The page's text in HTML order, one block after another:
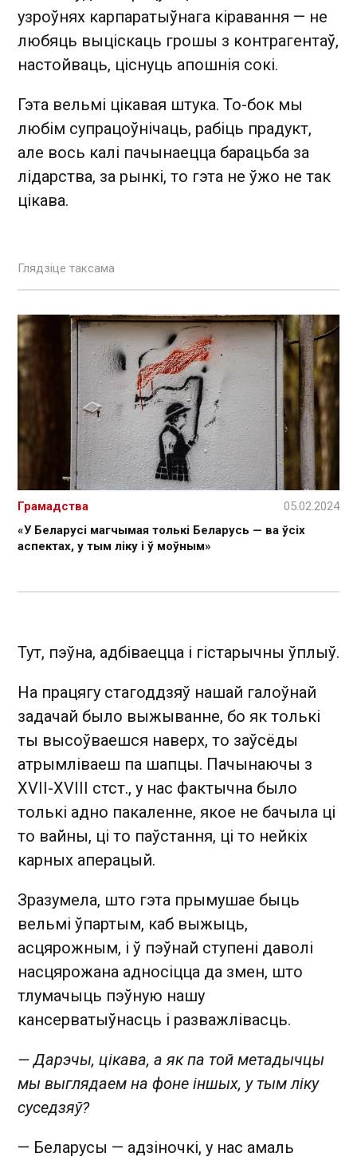
узроўнях карпаратыўнага кіравання — не
любяць выціскаць грошы з контрагентаў,
настойваць, ціснуць апошнія сокі.
Гэта вельмі цікавая штука. То-бок мы
любім супрацоўнічаць, рабіць прадукт,
але вось калі пачынаецца барацьба за
лідарства, за рынкі, то гэта не ўжо не так
цікава.
Глядзіце таксама
«У Беларусі магчымая толькі Беларусь — ва ўсіх
аспектах, у тым ліку і ў моўным»
Грамадства 05.02.2024
Тут, пэўна, адбіваецца і гістарычны ўплыў.
На працягу стагоддзяў нашай галоўнай
задачай было выжыванне, бо як толькі
ты высоўваешся наверх, то заўсёды
атрымліваеш па шапцы. Пачынаючы з
XVII-XVIII стст., у нас фактычна было
толькі адно пакаленне, якое не бачыла ці
то вайны, ці то паўстання, ці то нейкіх
карных аперацый.
Зразумела, што гэта прымушае быць
вельмі ўпартым, каб выжыць,
асцярожным, і ў пэўнай ступені даволі
насцярожана адносіцца да змен, што
тлумачыць пэўную нашу
кансерватыўнасць і разважлівасць.
— Дарэчы, цікава, а як па той метадычцы
мы выглядаем на фоне іншых, у тым ліку
суседзяў?
— Беларусы — адзіночкі, у нас амаль